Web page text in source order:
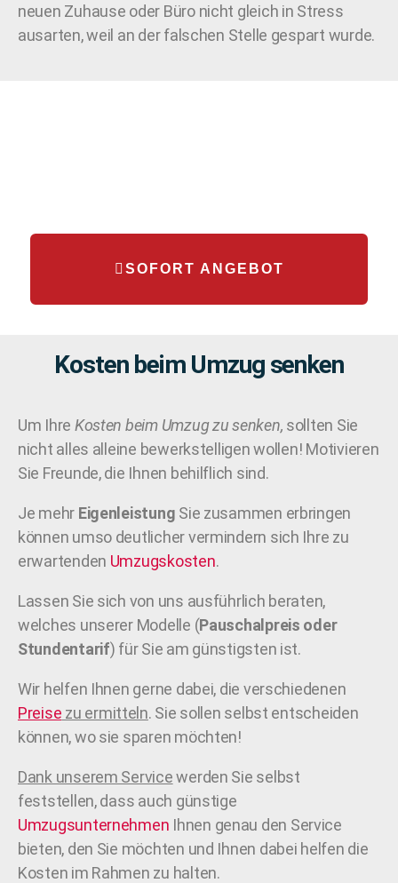
neuen Zuhause oder Büro nicht gleich in Stress
ausarten, weil an der falschen Stelle gespart wurde.
SOFORT ANGEBOT
Kosten beim Umzug senken
Um Ihre Kosten beim Umzug zu senken, sollten Sie
nicht alles alleine bewerkstelligen wollen! Motivieren
Sie Freunde, die Ihnen behilflich sind.
Je mehr Eigenleistung Sie zusammen erbringen
können umso deutlicher vermindern sich Ihre zu
erwartenden Umzugskosten.
Lassen Sie sich von uns ausführlich beraten,
welches unserer Modelle (Pauschalpreis oder
Stundentarif) für Sie am günstigsten ist.
Wir helfen Ihnen gerne dabei, die verschiedenen
Preise zu ermitteln. Sie sollen selbst entscheiden
können, wo sie sparen möchten!
Dank unserem Servicewerden Sie selbst
feststellen, dass auch günstige
Umzugsunternehmen Ihnen genau den Service
bieten, den Sie möchten und Ihnen dabei helfen die
Kosten im Rahmen zu halten.